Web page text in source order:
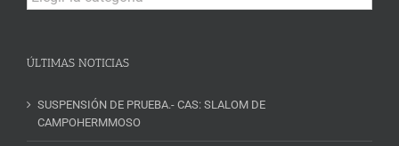
y
ÚLTIMAS NOTICIAS
SUSPENSIÓN DE PRUEBA.- CAS: SLALOM DE
CAMPOHERMMOSO